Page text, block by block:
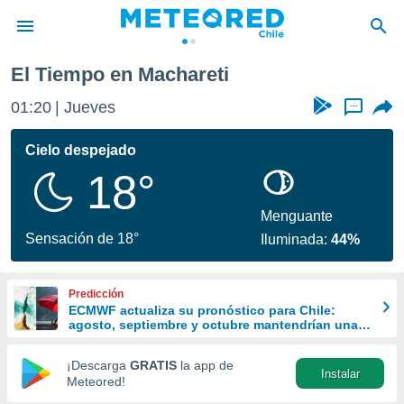
de
por
se
calidad.
a este
las
y
forma
digital
basada
El Tiempo en Machareti
01:20 Jueves ...
Cielo despejado
18°
Sensación de 18°
Menguante
Iluminada:44%
Predicción
ECMWF actualiza su pronóstico para Chile:
agosto, septiembre y octubre mantendrían una
¡Descarga GRATIS la app de
Meteored!
Instalar